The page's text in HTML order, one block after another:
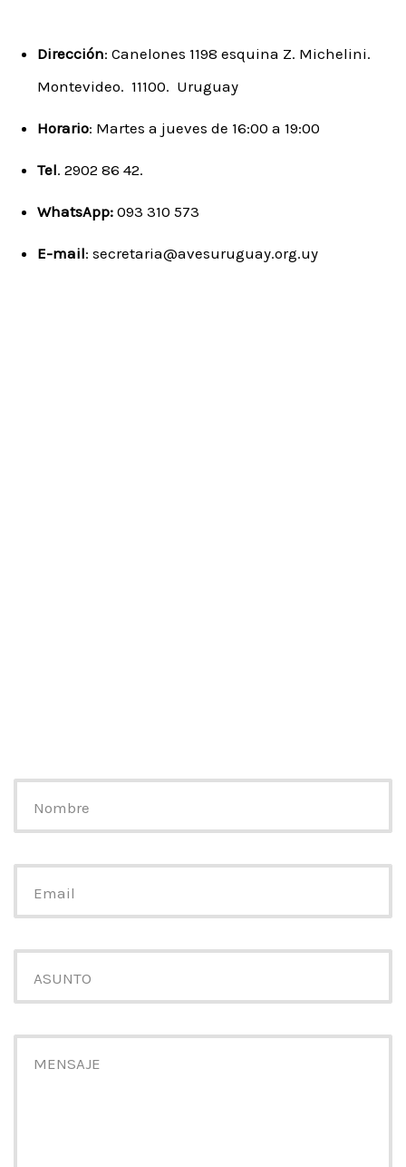
Dirección: Canelones 1198 esquina Z. Michelini.
Montevideo. 11100. Uruguay
Horario: Martes a jueves de 16:00 a 19:00
Tel. 2902 86 42.
WhatsApp:093 310 573
E-mail: secretaria@avesuruguay.org.uy
Nombre
Email
ASUNTO
MENSAJE